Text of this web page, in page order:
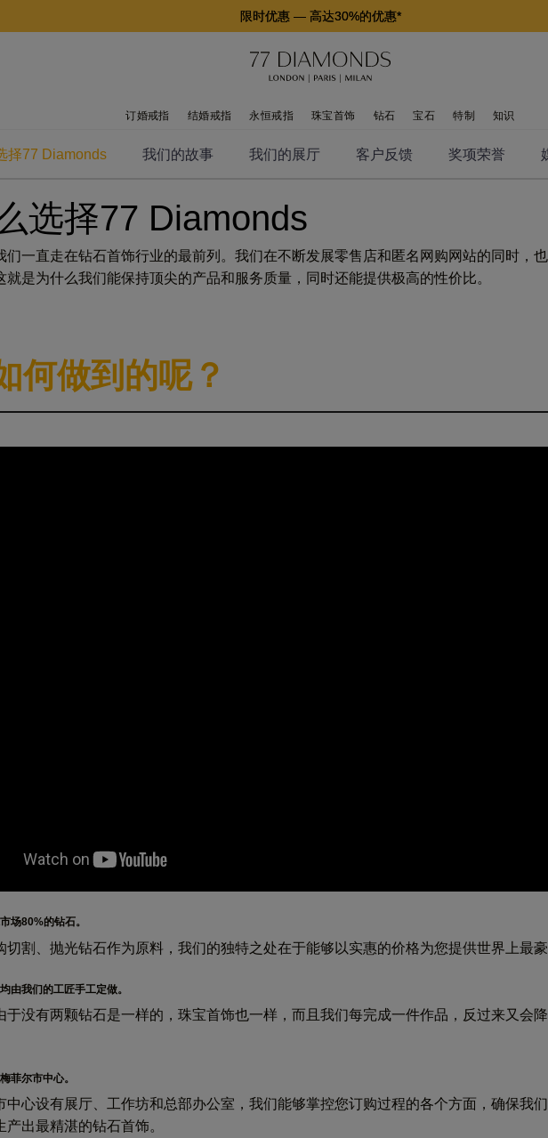
限时优惠— 高达30%的优惠*
订婚戒指 结婚戒指 永恒戒指 珠宝首饰 钻石 宝石 特制 知识
择77 Diamonds 我们的故事 我们的展厅 客户反馈 奖项荣誉
选择77 Diamonds
们一直走在钻石首饰行业的最前列。我们在不断发展零售店和匿名网购网站的同时，
就是为什么我们能保持顶尖的产品和服务质量，同时还能提供极高的性价比。
何做到的呢？
场80%的钻石。
切割、抛光钻石作为原料，我们的独特之处在于能够以实惠的价格为您提供世界上最豪
由我们的工匠手工定做。
于没有两颗钻石是一样的，珠宝首饰也一样，而且我们每完成一件作品，反过来又会
菲尔市中心。
中心设有展厅、工作坊和总部办公室，我们能够掌控您订购过程的各个方面，确保我
产出最精湛的钻石首饰。